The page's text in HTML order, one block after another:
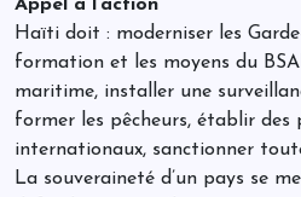
Appel à l’action
Haïti doit : moderniser les
formation et les moyens du
maritime, installer une
former les pêcheurs, établir des
internationaux, sanctionner
La souveraineté d’un pays se